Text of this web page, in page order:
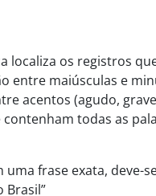
localiza os registros
entre maiúsculas e
acentos (agudo,
todas as
frase exata, deve-
Brasil”